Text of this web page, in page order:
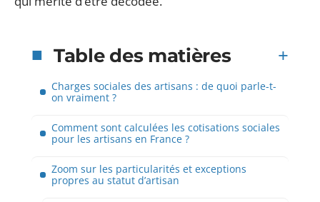
Table des matières
Charges sociales des artisans : de quoi parle-t-
on vraiment ?
Comment sont calculées les cotisations sociales
pour les artisans en France ?
Zoom sur les particularités et exceptions
propres au statut d’artisan